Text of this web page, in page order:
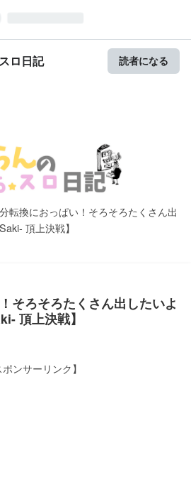
ロ日記 読者になる
転換におっぱい！そろそろたくさん出
頂上決戦】
そろそろたくさん出したいよ
頂上決戦】
ポンサーリンク】